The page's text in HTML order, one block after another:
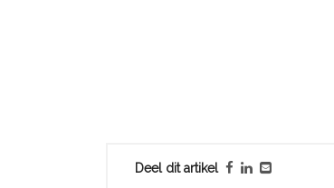
Deel dit artikel